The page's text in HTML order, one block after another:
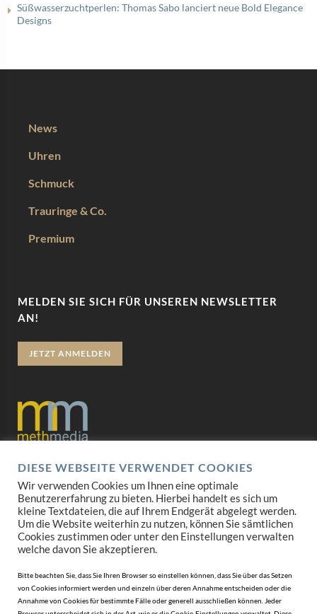
Süßwasserzuchtperlen: Thomas Sabo lanciert neue Bold Elegance
Designs
News
Uhren
Schmuck
Trauringe & Co.
Premium
MELDEN SIE SICH FÜR UNSEREN NEWSLETTER
AN!
JETZT ANMELDEN
Datenschutz
Impressum
AGB
Mediadaten
DIESE WEBSEITE VERWENDET COOKIES
Wir verwenden Cookies um Ihnen eine optimale
Benutzererfahrung zu bieten. Hierbei handelt es sich um
kleine Textdateien, die auf Ihrem Endgerät abgelegt werden.
Um die Website weiterhin zu nutzen, können Sie sämtlichen
Cookies zustimmen oder unter den Einstellungen verwalten
welche davon Sie akzeptieren.
Bitte beachten Sie, dass Sie Ihren Browser so einstellen können, dass Sie über das Setzen
von Cookies informiert werden und einzeln über deren Annahme entscheiden oder die
Annahme von Cookies für bestimmte Fälle oder generell ausschließen können. Jeder